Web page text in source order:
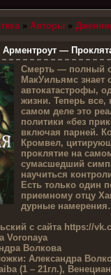
» Авторы »
—
Смерть — полный
МакУильямс знает
автокатастрофы,
жизни. Теперь все,
самом деле это
политики «без
включая парней.
Кромвел,
проклятие на
сумасшедший
научиться
Есть только один
приемному отцу
дурные
с сайтаhttps://
Voronaya
Волкова
Александра
(1 – 21гл.),